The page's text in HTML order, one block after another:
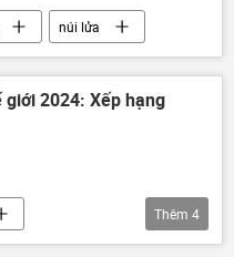
núi lửa
giới 2024: Xếp hạng
Uy
Thêm 4